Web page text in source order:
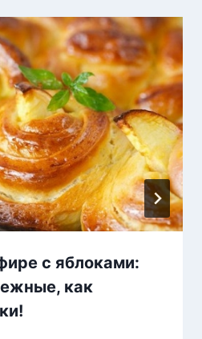
с яблоками:
как